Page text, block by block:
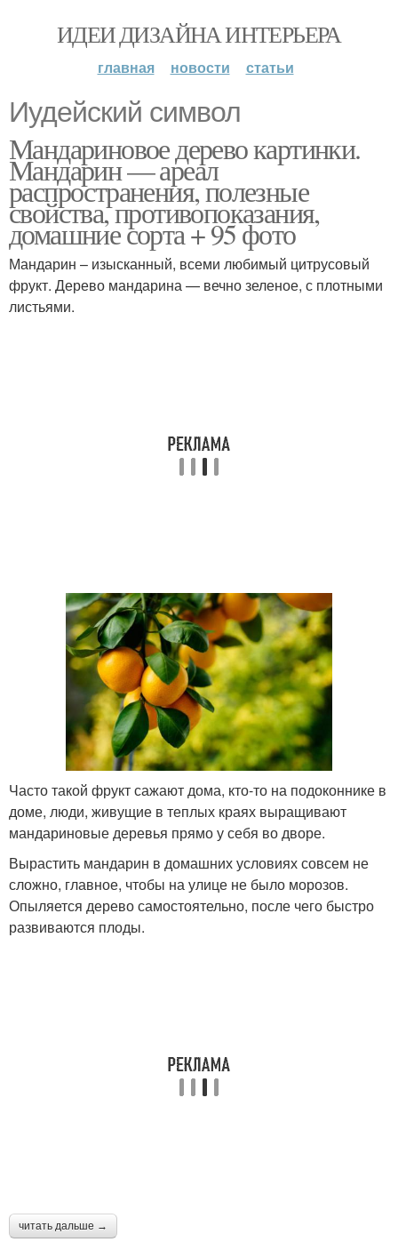
ИДЕИ ДИЗАЙНА ИНТЕРЬЕРА
главная новости статьи
Иудейский символ
Мандариновое дерево картинки.
Мандарин — ареал
распространения, полезные
свойства, противопоказания,
домашние сорта + 95 фото
Мандарин – изысканный, всеми любимый цитрусовый
фрукт. Дерево мандарина — вечно зеленое, с плотными
листьями.
Часто такой фрукт сажают дома, кто-то на подоконнике в
доме, люди, живущие в теплых краях выращивают
мандариновые деревья прямо у себя во дворе.
Вырастить мандарин в домашних условиях совсем не
сложно, главное, чтобы на улице не было морозов.
Опыляется дерево самостоятельно, после чего быстро
развиваются плоды.
читать дальше →